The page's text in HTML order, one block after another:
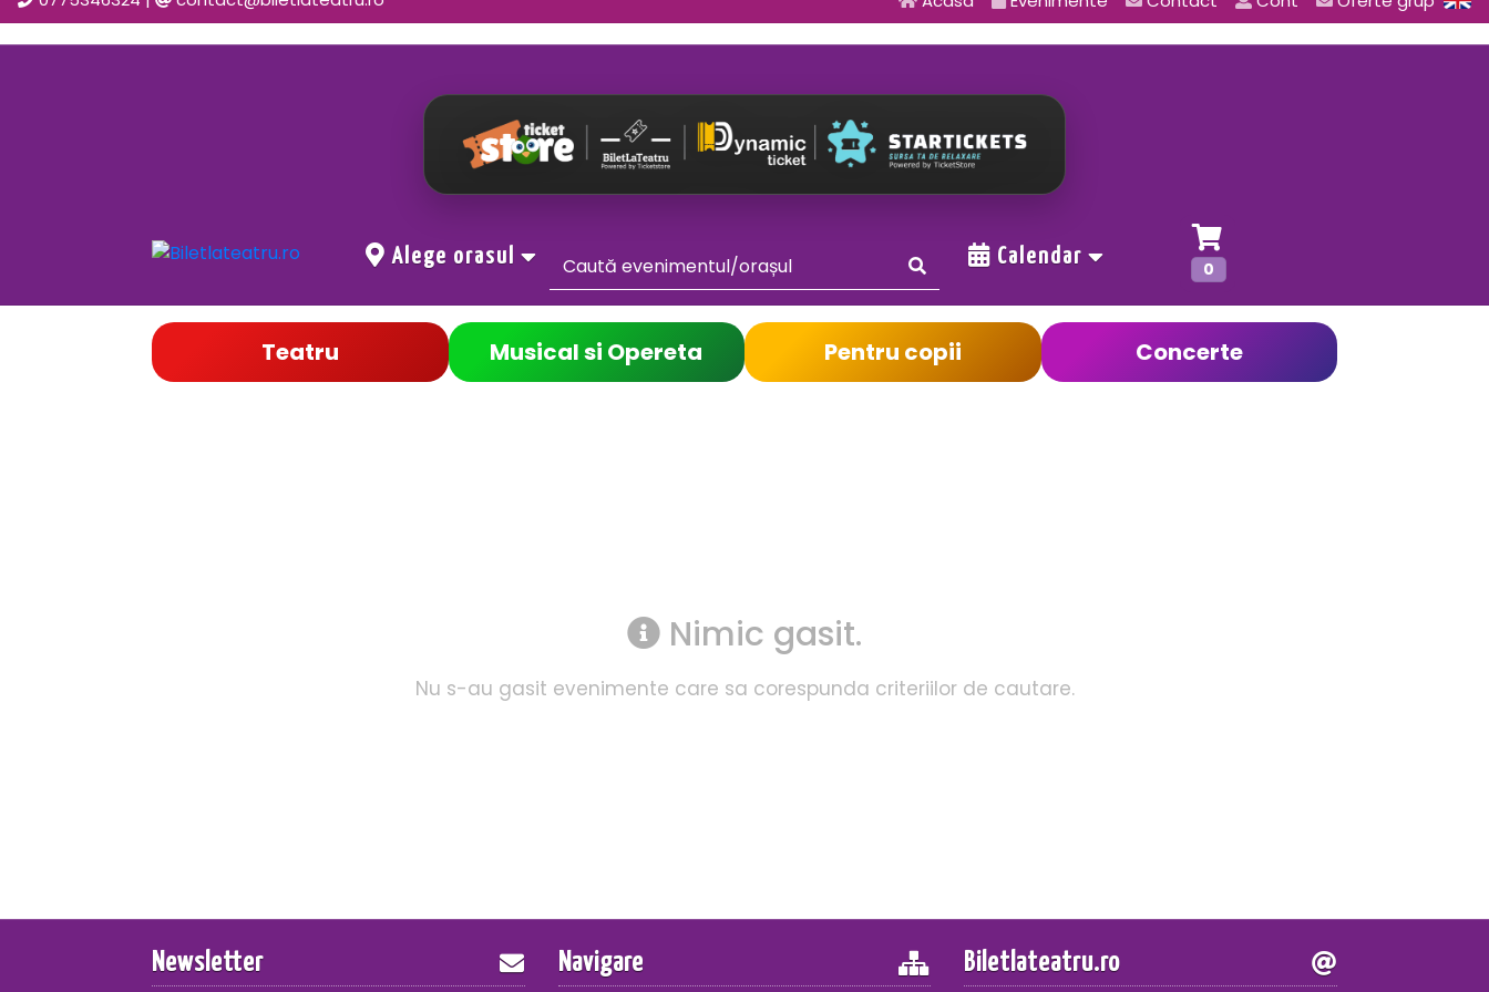
Alege orasul Calendar
0
Teatru Musical si Opereta Pentru copii Concerte
Nimic gasit.
Nu s-au gasit evenimente care sa corespunda criteriilor de cautare.
Newsletter Navigare Biletlateatru.ro